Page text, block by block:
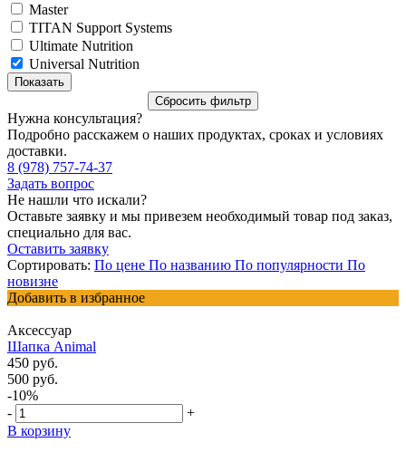
Master
TITAN Support Systems
Ultimate Nutrition
Universal Nutrition
Нужна консультация?
Подробно расскажем о наших продуктах, сроках и условиях
доставки.
8 (978) 757-74-37
Задать вопрос
Не нашли что искали?
Оставьте заявку и мы привезем необходимый товар под заказ,
специально для вас.
Оставить заявку
Сортировать: По цене По названию По популярности По
новизне
Добавить в избранное
Аксессуар
Шапка Animal
450 руб.
500 руб.
-10%
-
+
В корзину